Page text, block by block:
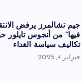
جيم تشالمرز يرفض
فيها” من أنجوس تايلور
تكاليف سياسة الغداء
فبراير 4, 2025